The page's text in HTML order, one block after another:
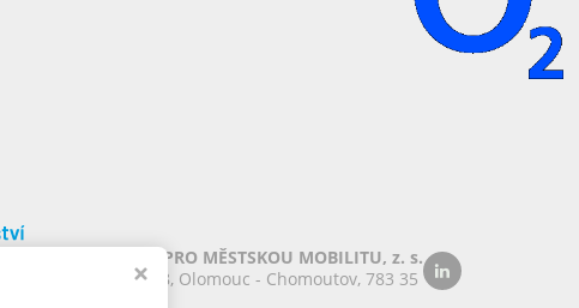
PARTNERSTVÍ PRO MĚSTSKOU MOBILITU, z. s.
Chomoutov 388, Olomouc - Chomoutov, 783 35